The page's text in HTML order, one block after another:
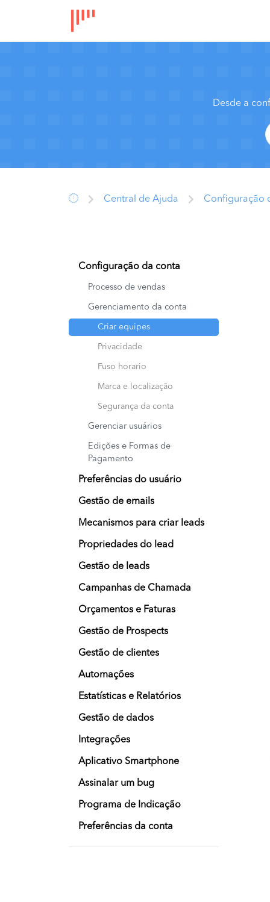
Desde a
Central de Ajuda Configuração
Configuração da conta
Processo de vendas
Gerenciamento da conta
Criar equipes
Privacidade
Fuso horario
Marca e localização
Segurança da conta
Gerenciar usuários
Edições e Formas de
Pagamento
Preferências do usuário
Gestão de emails
Mecanismos para criar leads
Propriedades do lead
Gestão de leads
Campanhas de Chamada
Orçamentos e Faturas
Gestão de Prospects
Gestão de clientes
Automações
Estatísticas e Relatórios
Gestão de dados
Integrações
Aplicativo Smartphone
Assinalar um bug
Programa de Indicação
Preferências da conta